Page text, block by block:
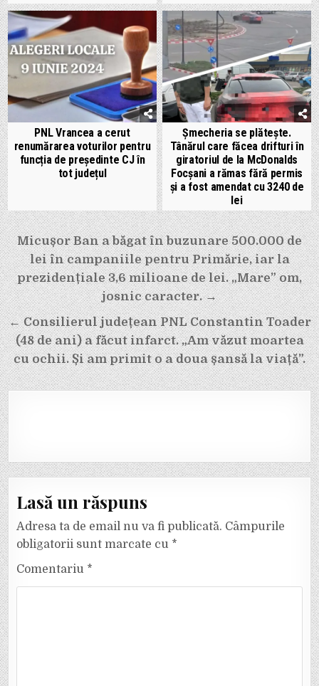
PNL Vrancea a cerut
renumărarea voturilor pentru
funcția de președinte CJ în
tot județul
Șmecheria se plătește.
Tânărul care făcea drifturi în
giratoriul de la McDonalds
Focșani a rămas fără permis
și a fost amendat cu 3240 de
lei
Navigare
în
articole
Micușor Ban a băgat în buzunare 500.000 de
lei în campaniile pentru Primărie, iar la
prezidențiale 3,6 milioane de lei. „Mare” om,
josnic caracter. →
← Consilierul județean PNL Constantin Toader
(48 de ani) a făcut infarct. „Am văzut moartea
cu ochii. Și am primit o a doua șansă la viață”.
Lasă un răspuns
Adresa ta de email nu va fi publicată. Câmpurile
obligatorii sunt marcate cu *
Comentariu *